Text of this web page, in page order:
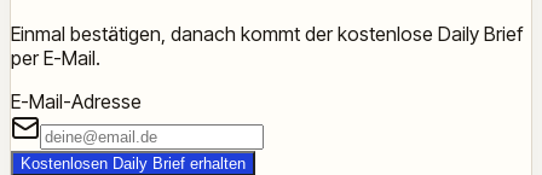
Einmal bestätigen, danach kommt der kostenlose Daily Brief
per E-Mail.
E-Mail-Adresse
Kostenlosen Daily Brief erhalten